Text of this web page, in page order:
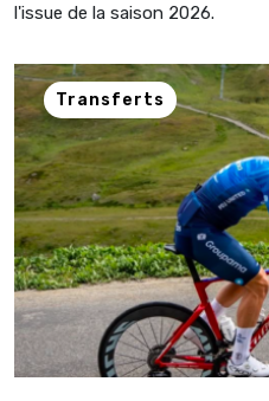
l'issue de la saison 2026.
Transferts